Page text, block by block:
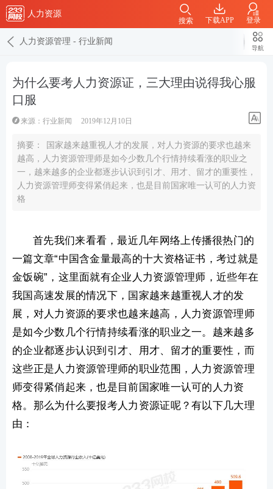
人力资源
下载APP 登录
搜索
人力资源管理 - 行业新闻
导航
为什么要考人力资源证，三大理由说得我心服
口服
来源： 行业新闻 2019年12月10日
摘要：
国家越来越重视人才的发展，对人力资源的要求也越来
越高，人力资源管理师是如今少数几个行情持续看涨的职业之
一，越来越多的企业都逐步认识到引才、用才、留才的重要性，
人力资源管理师变得紧俏起来，也是目前国家唯一认可的人力资
格
首先我们来看看，最近几年网络上传播很热门的
一篇文章“中国含金量最高的十大资格证书，考过就是
金饭碗”，这里面就有企业人力资源管理师，近些年在
我国高速发展的情况下，国家越来越重视人才的发
展，对人力资源的要求也越来越高，人力资源管理师
是如今少数几个行情持续看涨的职业之一。越来越多
的企业都逐步认识到引才、用才、留才的重要性，而
这些正是人力资源管理师的职业范围，人力资源管理
师变得紧俏起来，也是目前国家唯一认可的人力资
格。那么为什么要报考人力资源证呢？有以下几大理
由：